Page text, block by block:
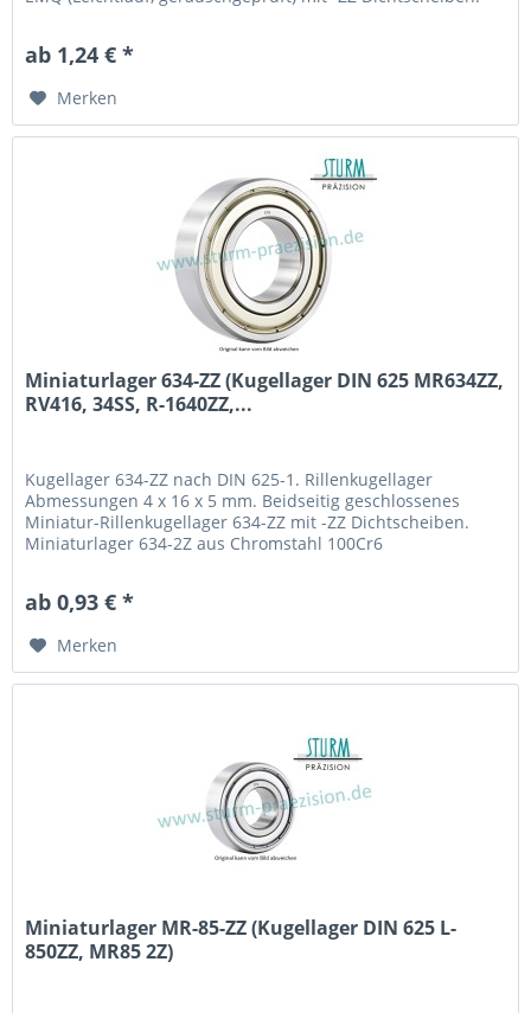
Hersteller: STB® Technologisch austauschbar zu RF413,...
ab 1,24 € *
Merken
Miniaturlager 634-ZZ (Kugellager DIN 625 MR634ZZ,
RV416, 34SS, R-1640ZZ,...
Kugellager 634-ZZ nach DIN 625-1. Rillenkugellager
Abmessungen 4 x 16 x 5 mm. Beidseitig geschlossenes
Miniatur-Rillenkugellager 634-ZZ mit -ZZ Dichtscheiben.
Miniaturlager 634-2Z aus Chromstahl 100Cr6
RV416, 34SS, R-1640ZZ, 634 2Z
ab 0,93 € *
Merken
Miniaturlager MR-85-ZZ (Kugellager DIN 625 L-
850ZZ, MR85 2Z)